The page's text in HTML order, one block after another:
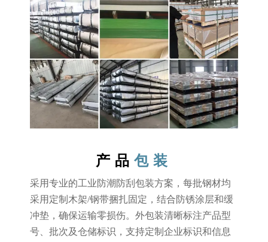
产品 包装
采用专业的工业防潮防刮包装方案，每批钢材均
采用定制木架/钢带捆扎固定，结合防锈涂层和缓
冲垫，确保运输零损伤。外包装清晰标注产品型
号、批次及仓储标识，支持定制企业标识和信息